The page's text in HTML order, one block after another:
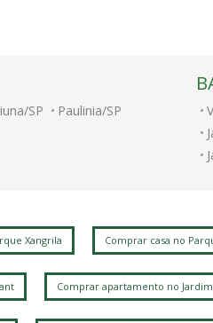
SP Paulinia/SP
Xangrila Comprar casa no
Comprar apartamento no